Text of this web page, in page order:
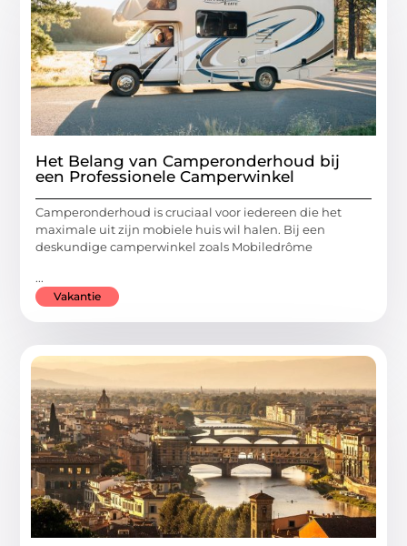
Het Belang van Camperonderhoud bij
een Professionele Camperwinkel
Camperonderhoud is cruciaal voor iedereen die het
maximale uit zijn mobiele huis wil halen. Bij een
deskundige camperwinkel zoals Mobiledrôme
...
Vakantie